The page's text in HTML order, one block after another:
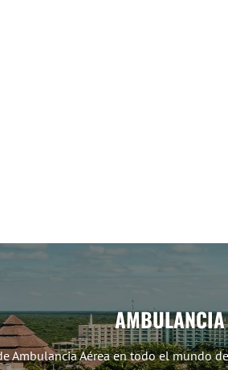
AMBULANCIA
Ambulancia Aérea en todo el mundo